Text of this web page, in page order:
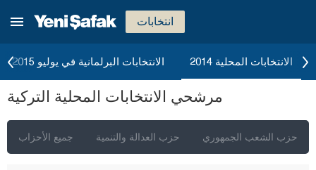
انتخابات
الانتخابات البرلمانية في يوليو 2015 الانتخابات المحلية 2014
مرشحي الانتخابات المحلية التركية
جميع الأحزاب حزب العدالة والتنمية حزب الشعب الجمهوري
هطاي
إيسبارتا
قهرمان ماراش
كرامان